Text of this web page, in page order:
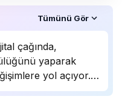
Tümünü Gör
çağında,
yaparak
yol açıyor.
kullanımı, e-